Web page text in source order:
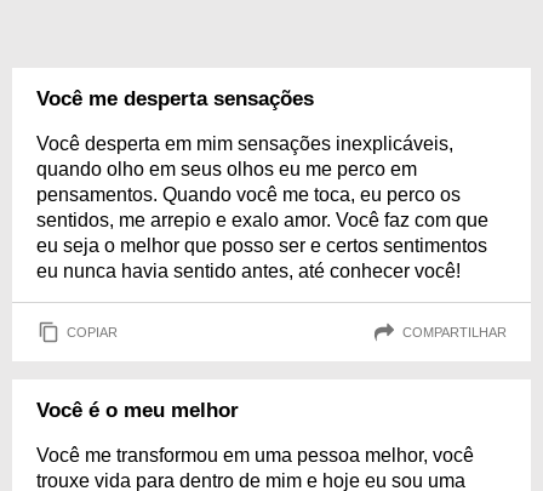
Você me desperta sensações
Você desperta em mim sensações inexplicáveis,
quando olho em seus olhos eu me perco em
pensamentos. Quando você me toca, eu perco os
sentidos, me arrepio e exalo amor. Você faz com que
eu seja o melhor que posso ser e certos sentimentos
eu nunca havia sentido antes, até conhecer você!
COPIAR COMPARTILHAR
Você é o meu melhor
Você me transformou em uma pessoa melhor, você
trouxe vida para dentro de mim e hoje eu sou uma